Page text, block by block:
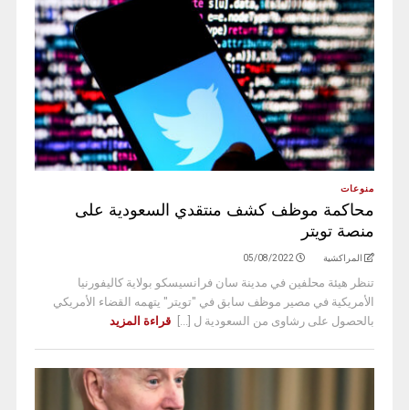
منوعات
محاكمة موظف كشف منتقدي السعودية على
منصة تويتر
المراكشية 05/08/2022
تنظر هيئة محلفين في مدينة سان فرانسيسكو بولاية كاليفورنيا
الأمريكية في مصير موظف سابق في "تويتر" يتهمه القضاء الأمريكي
بالحصول على رشاوى من السعودية ل [...]
قراءة المزيد